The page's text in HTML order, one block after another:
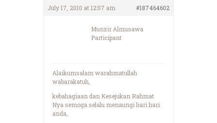
July 17, 2010 at 12:07 am #187464602
Munzir Almusawa
Participant
Alaikumsalam warahmatullah
wabarakatuh,
kebahagiaan dan Kesejukan Rahmat
Nya semoga selalu menaungi hari hari
anda,